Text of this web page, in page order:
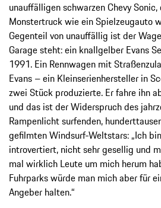
unauffälligen schwarzen Chevy
Monstertruck wie ein Spielzeugauto
Gegenteil von unauffällig ist der
Garage steht: ein knallgelber Evans
1991. Ein Rennwagen mit
Evans – ein Kleinserienhersteller in
zwei Stück produzierte. Er fahre ihn
und das ist der Widerspruch des
Rampenlicht surfenden,
gefilmten Windsurf-Weltstars: „Ich
introvertiert, nicht sehr gesellig und
mal wirklich Leute um mich herum
Fuhrparks würde man mich aber für
Angeber halten.“